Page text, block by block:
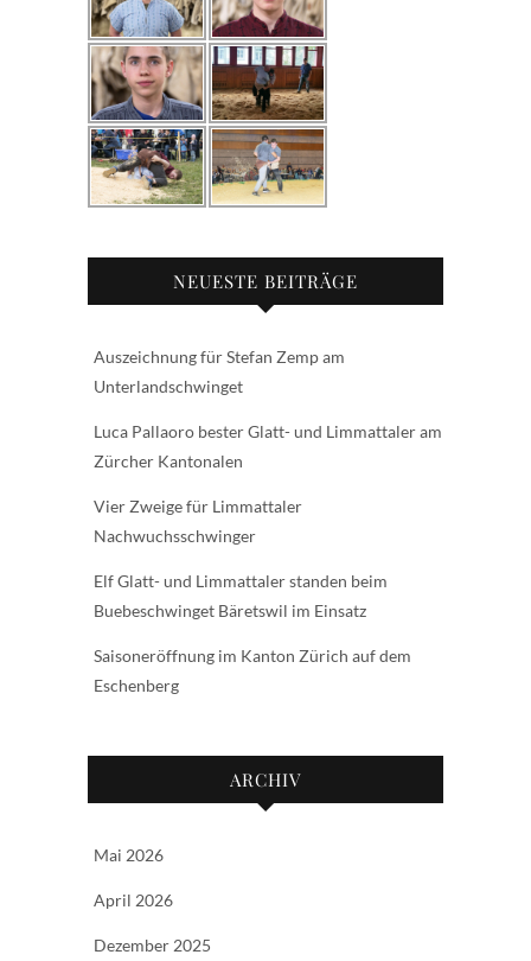
NEUESTE BEITRÄGE
Auszeichnung für Stefan Zemp am
Unterlandschwinget
Luca Pallaoro bester Glatt- und Limmattaler am
Zürcher Kantonalen
Vier Zweige für Limmattaler
Nachwuchsschwinger
Elf Glatt- und Limmattaler standen beim
Buebeschwinget Bäretswil im Einsatz
Saisoneröffnung im Kanton Zürich auf dem
Eschenberg
ARCHIV
Mai 2026
April 2026
Dezember 2025